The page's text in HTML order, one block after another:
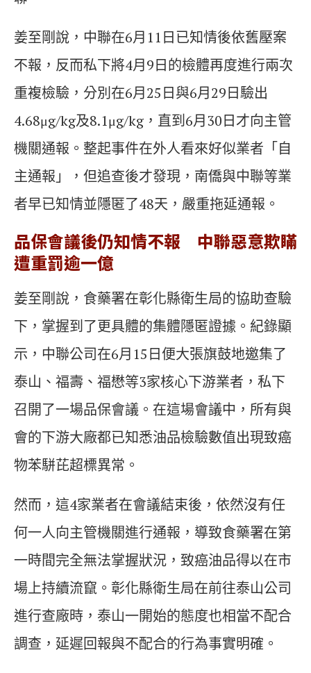
姜至剛說，中聯在6月11日已知情後依舊壓案
不報，反而私下將4月9日的檢體再度進行兩次
重複檢驗，分別在6月25日與6月29日驗出
4.68μg/kg及8.1μg/kg，直到6月30日才向主管
機關通報。整起事件在外人看來好似業者「自
主通報」，但追查後才發現，南僑與中聯等業
者早已知情並隱匿了48天，嚴重拖延通報。
品保會議後仍知情不報 中聯惡意欺瞞
遭重罰逾一億
姜至剛說，食藥署在彰化縣衛生局的協助查驗
下，掌握到了更具體的集體隱匿證據。紀錄顯
示，中聯公司在6月15日便大張旗鼓地邀集了
泰山、福壽、福懋等3家核心下游業者，私下
召開了一場品保會議。在這場會議中，所有與
會的下游大廠都已知悉油品檢驗數值出現致癌
物苯駢芘超標異常。
然而，這4家業者在會議結束後，依然沒有任
何一人向主管機關進行通報，導致食藥署在第
一時間完全無法掌握狀況，致癌油品得以在市
場上持續流竄。彰化縣衛生局在前往泰山公司
進行查廠時，泰山一開始的態度也相當不配合
調查，延遲回報與不配合的行為事實明確。